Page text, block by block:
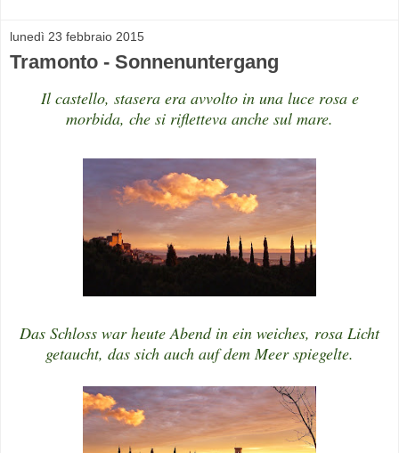
lunedì 23 febbraio 2015
Tramonto - Sonnenuntergang
Il castello, stasera era avvolto in una luce rosa e
morbida, che si rifletteva anche sul mare.
Das Schloss war heute Abend in ein weiches, rosa Licht
getaucht, das sich auch auf dem Meer spiegelte.